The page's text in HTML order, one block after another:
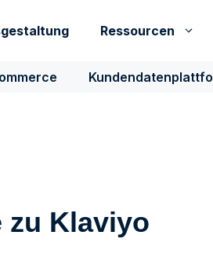
Ressourcen
zu Klaviyo